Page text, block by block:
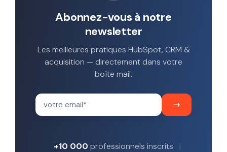
Abonnez-vous à notre
newsletter
Les meilleures pratiques HubSpot, CRM &
acquisition — directement dans votre
boîte mail.
+10 000 professionnels inscrits